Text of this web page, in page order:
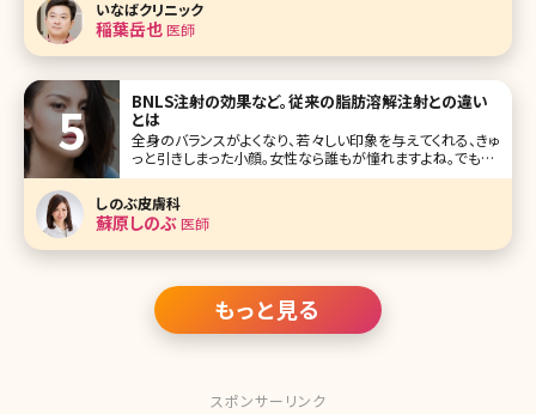
いなばクリニック
稲葉岳也医師
BNLS注射の効果など。従来の脂肪溶解注射との違い
とは
全身のバランスがよくなり、若々しい印象を与えてくれる、きゅ
っと引きしまった小顔。女性なら誰もが憧れますよね。でも、リ
ンパマッサージやむくみ予防のケアを続けているのに、なか
なか顔が痩せないという方も多いのではないでしょうか。中
には「痩せているけれど、顔には脂肪がついている」という方
もいるかもしれません
しのぶ皮膚科
蘇原しのぶ医師
もっと見る
スポンサーリンク